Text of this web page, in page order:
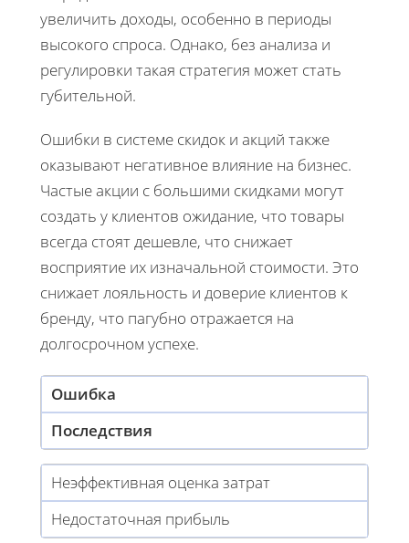
увеличить доходы, особенно в периоды
высокого спроса. Однако, без анализа и
регулировки такая стратегия может стать
губительной.
Ошибки в системе скидок и акций также
оказывают негативное влияние на бизнес.
Частые акции с большими скидками могут
создать у клиентов ожидание, что товары
всегда стоят дешевле, что снижает
восприятие их изначальной стоимости. Это
снижает лояльность и доверие клиентов к
бренду, что пагубно отражается на
долгосрочном успехе.
Ошибка
Последствия
Неэффективная оценка затрат
Недостаточная прибыль